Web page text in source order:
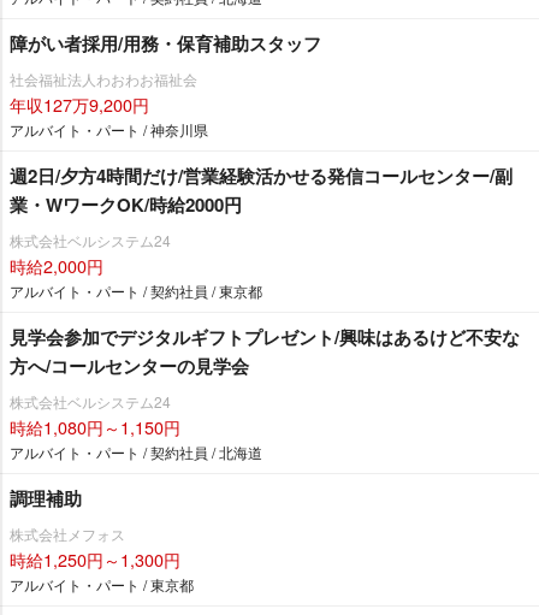
障がい者採用/用務・保育補助スタッフ
社会福祉法人わおわお福祉会
年収127万9,200円
アルバイト・パート / 神奈川県
週2日/夕方4時間だけ/営業経験活かせる発信コールセンター/副
業・WワークOK/時給2000円
株式会社ベルシステム24
時給2,000円
アルバイト・パート / 契約社員 / 東京都
見学会参加でデジタルギフトプレゼント/興味はあるけど不安な
方へ/コールセンターの見学会
株式会社ベルシステム24
時給1,080円～1,150円
アルバイト・パート / 契約社員 / 北海道
調理補助
株式会社メフォス
時給1,250円～1,300円
アルバイト・パート / 東京都